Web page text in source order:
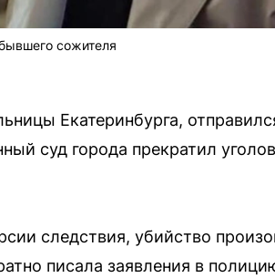
сожителя
Екатеринбурга,
суд города прекратил
следствия, убийство
писала заявления в